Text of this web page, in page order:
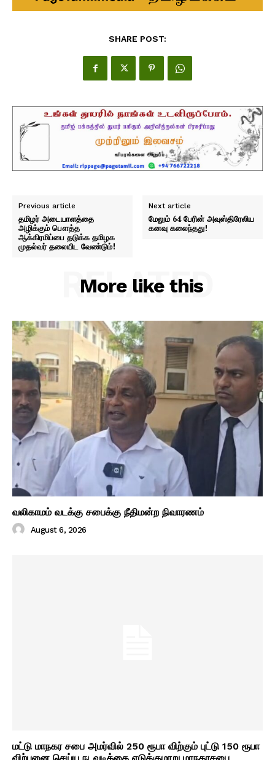
SHARE POST:
Previous article
தமிழர் அடையாளத்தை
அழிக்கும் பௌத்த
ஆக்கிரமிப்பை தடுக்க தமிழக
முதல்வர் தலையிட வேண்டும்!
Next article
மேலும் 64 பேரின் அவுஸ்திரேலிய
கனவு கலைந்தது!
More like this
RELATED
வலிகாமம் வடக்கு சபைக்கு நீதிமன்ற நிவாரணம்
August 6, 2026
மட்டு மாநகர சபை அமர்வில் 250 ரூபா விற்கும் புட்டு 150 ரூபா
விற்பனை செய்ய நடவடிக்கை எடுக்குமாறு மாநகரசபை